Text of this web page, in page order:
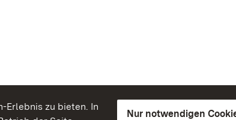
Erlebnis zu bieten. In
Nur notwendigen